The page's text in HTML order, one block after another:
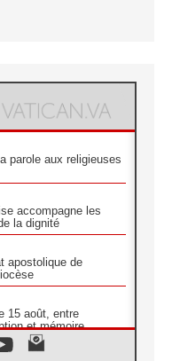
parole aux religieuses
accompagne les
la dignité
apostolique de
15 août, entre
et mémoire